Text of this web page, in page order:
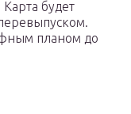
будет
планом до